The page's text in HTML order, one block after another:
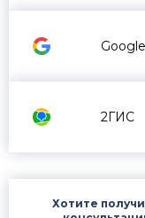
Google
2ГИС
Хотите